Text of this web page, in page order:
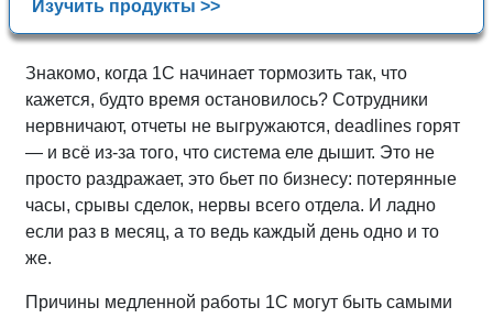
Изучить продукты >>
Знакомо, когда 1С начинает тормозить так, что
кажется, будто время остановилось? Сотрудники
нервничают, отчеты не выгружаются, deadlines горят
— и всё из-за того, что система еле дышит. Это не
просто раздражает, это бьет по бизнесу: потерянные
часы, срывы сделок, нервы всего отдела. И ладно
если раз в месяц, а то ведь каждый день одно и то
же.
Причины медленной работы 1С могут быть самыми